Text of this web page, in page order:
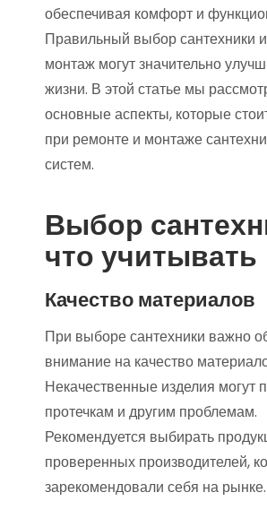
обеспечивая комфорт и
Правильный выбор сантехники
монтаж могут значительно
жизни. В этой статье мы
основные аспекты, которые
при ремонте и монтаже
систем.
Выбор
что учитывать
Качество материалов
При выборе сантехники важно
внимание на качество
Некачественные изделия могут
протечкам и другим проблемам.
Рекомендуется выбирать
проверенных производителей,
зарекомендовали себя на рынке.